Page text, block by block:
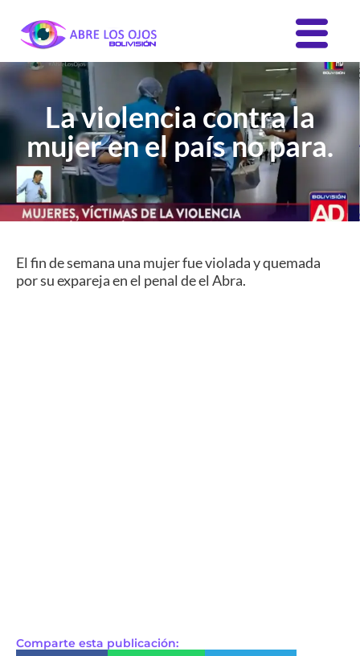
La violencia contra la
mujer en el país no para.
El fin de semana una mujer fue violada y quemada
por su expareja en el penal de el Abra.
Comparte esta publicación: